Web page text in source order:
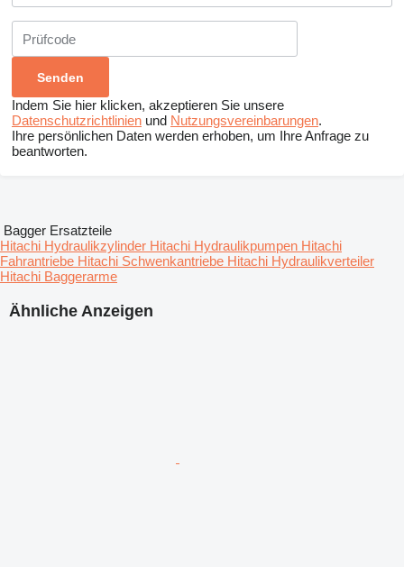
Indem Sie hier klicken, akzeptieren Sie unsere
Datenschutzrichtlinien und Nutzungsvereinbarungen.
Ihre persönlichen Daten werden erhoben, um Ihre Anfrage zu
beantworten.
Ähnliche Anzeigen
Bagger Ersatzteile
Hitachi Hydraulikzylinder Hitachi Hydraulikpumpen Hitachi
Fahrantriebe Hitachi Schwenkantriebe Hitachi Hydraulikverteiler
Hitachi Baggerarme